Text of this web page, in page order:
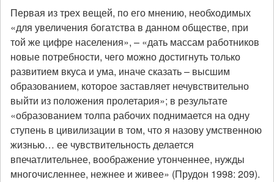
Первая из трех вещей, по его мнению, необходимых
«для увеличения богатства в данном обществе, при
той же цифре населения», – «дать массам работников
новые потребности, чего можно достигнуть только
развитием вкуса и ума, иначе сказать – высшим
образованием, которое заставляет нечувствительно
выйти из положения пролетария»; в результате
«образованием толпа рабочих поднимается на одну
ступень в цивилизации в том, что я назову умственною
жизнью… ее чувствительность делается
впечатлительнее, воображение утонченнее, нужды
многочисленнее, нежнее и живее» (Прудон 1998: 209).